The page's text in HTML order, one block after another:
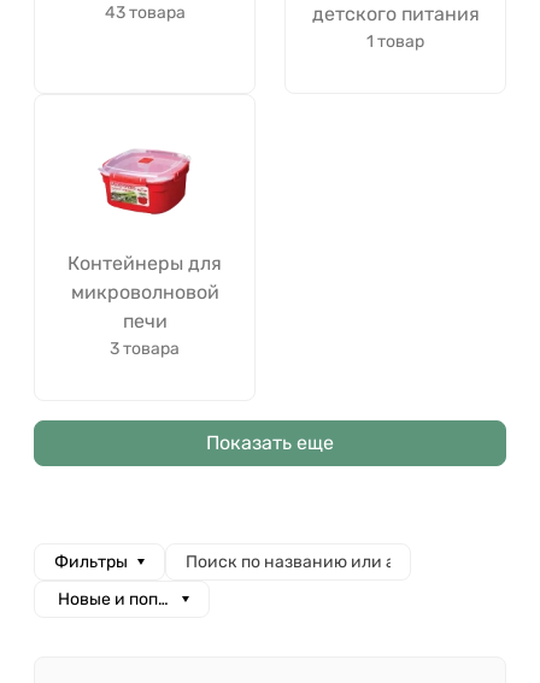
43 товара
детского питания
1 товар
Контейнеры для
микроволновой
печи
3 товара
Показать еще
Фильтры
Новые и популярные